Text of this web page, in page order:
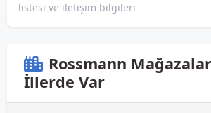
listesi ve iletişim bilgileri
Rossmann
İllerde Var